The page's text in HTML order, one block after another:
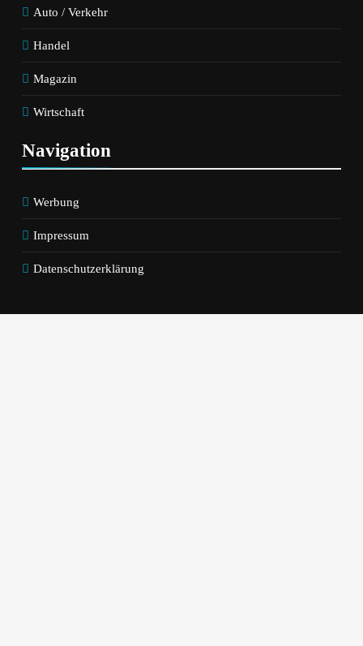
Auto / Verkehr
Handel
Magazin
Wirtschaft
Navigation
Werbung
Impressum
Datenschutzerklärung